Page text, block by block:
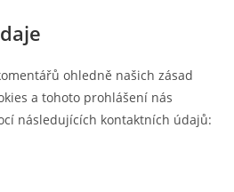
ohledně našich zásad
a tohoto prohlášení nás
následujících kontaktních údajů: